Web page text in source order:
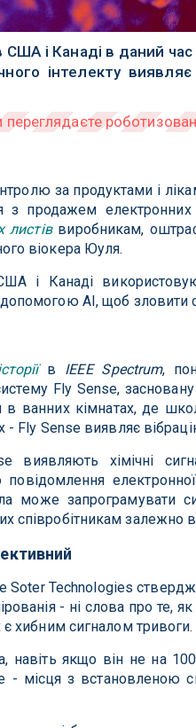
і Канаді в даний
інтелекту виявляє
за продуктами і
з продажем електронних
листіввиробникам,
віокера Юуля.
і Канаді
AI, щоб зловити
в IEEE Spectrum,
Fly Sense,
в ванних кімнатах, де
- Fly Sense виявляє
виявляють хімічні
повідомлення
може запрограмувати
співробітникам залежно
Soter Technologies
- ні слова про те,
хибним сигналом тривоги.
навіть якщо він не на
- місця з